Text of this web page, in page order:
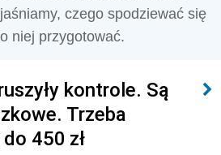
czego spodziewać się
niej przygotować.
kontrole. Są
Trzeba
450 zł